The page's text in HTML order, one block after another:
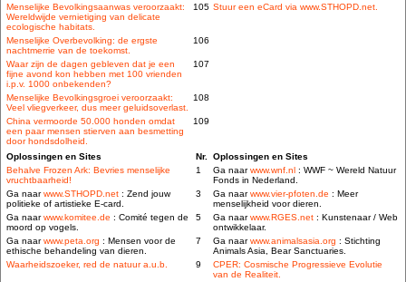
Menselijke Bevolkingsaanwas veroorzaakt:
Wereldwijde vernietiging van delicate
ecologische habitats.
105 Stuur een eCard via www.STHOPD.net.
Menselijke Overbevolking: de ergste
nachtmerrie van de toekomst.
106
Waar zijn de dagen gebleven dat je een
fijne avond kon hebben met 100 vrienden
i.p.v. 1000 onbekenden?
107
Menselijke Bevolkingsgroei veroorzaakt:
Veel vliegverkeer, dus meer geluidsoverlast.
108
China vermoorde 50.000 honden omdat
een paar mensen stierven aan besmetting
door hondsdolheid.
109
Oplossingen en Sites Nr. Oplossingen en Sites
Behalve Frozen Ark: Bevries menselijke
vruchtbaarheid!
1 Ga naarwww.wnf.nl : WWF ~ Wereld Natuur
Fonds in Nederland.
Ga naarwww.STHOPD.net : Zend jouw
politieke of artistieke E-card.
3 Ga naarwww.vier-pfoten.de : Meer
menselijkheid voor dieren.
Ga naarwww.komitee.de : Comité tegen de
moord op vogels.
5 Ga naarwww.RGES.net : Kunstenaar / Web
ontwikkelaar.
Ga naarwww.peta.org : Mensen voor de
ethische behandeling van dieren.
7 Ga naarwww.animalsasia.org : Stichting
Animals Asia, Bear Sanctuaries.
Waarheidszoeker, red de natuur a.u.b.
9
CPER: Cosmische Progressieve Evolutie
van de Realiteit.